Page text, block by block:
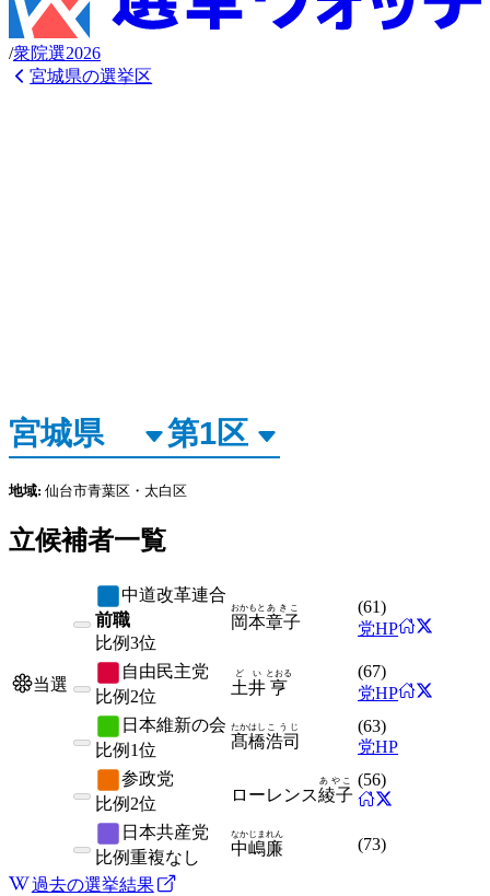
/衆院選2026
宮城県の選挙区
地域: 仙台市青葉区・太白区
立候補者一覧
中道改革連合
前職
比例3位
岡本
おかもと
章子
あきこ (61)
党HP
当選
自由民主党
比例 2位 土井
どい
亨
とおる (67)
党HP
日本維新の会
比例 1位 髙橋
たかはし
浩司
こうじ (63)
党HP
参政党
比例 2位 ローレンス綾子
あやこ (56)
日本共産党
比例重複なし 中嶋
なかじま
廉
れん
(73)
過去の選挙結果